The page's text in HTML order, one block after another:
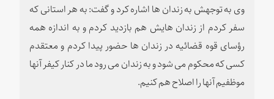
وی به توجهش به زندان ها اشاره کرد و گفت: به هر استانی که
سفر کردم از زندان هایش هم بازدید کردم و به اندازه همه
رؤسای قوه قضائیه در زندان ها حضور پیدا کردم و معتقدم
کسی که محکوم می شود و به زندان می رود ما در کنار کیفر آنها
موظفیم آنها را اصلاح هم کنیم.